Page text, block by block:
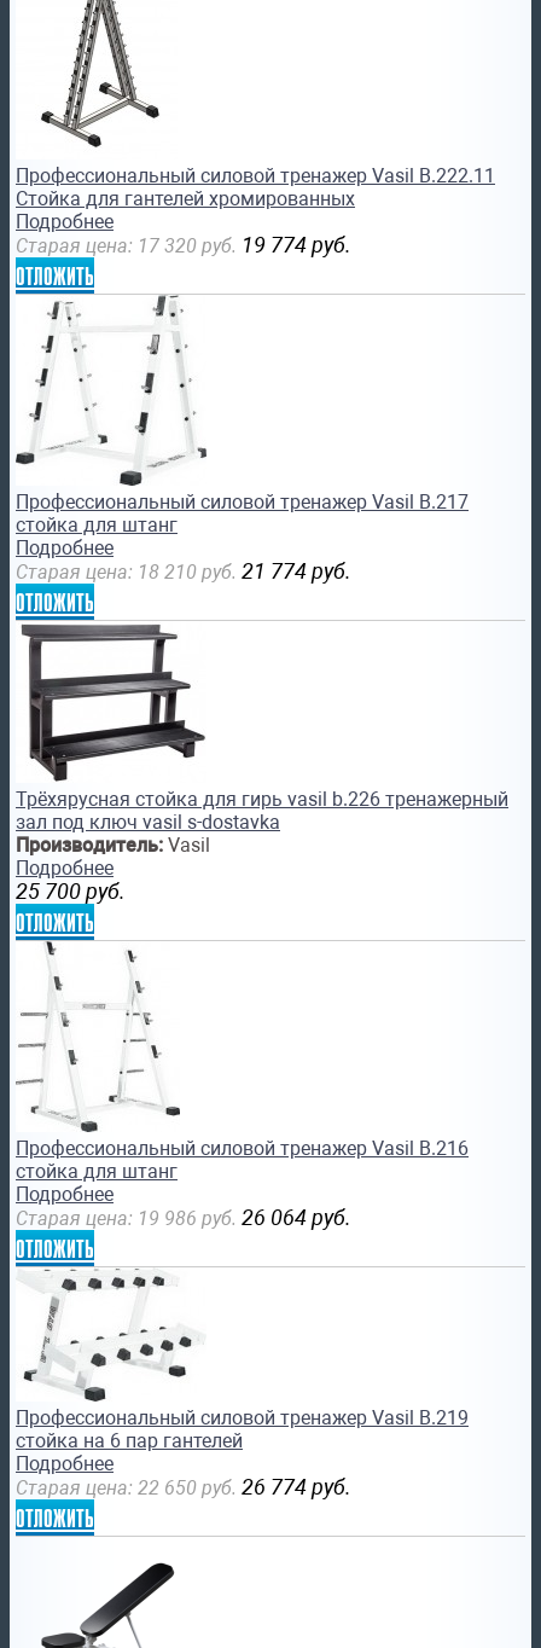
Профессиональный силовой тренажер Vasil B.222.11
Стойка для гантелей хромированных
Подробнее
Старая цена: 17 320 руб. 19 774 руб.
отложить
Профессиональный силовой тренажер Vasil B.217
стойка для штанг
Подробнее
Старая цена: 18 210 руб. 21 774 руб.
отложить
Трёхярусная стойка для гирь vasil b.226 тренажерный
зал под ключ vasil s-dostavka
Производитель: Vasil
Подробнее
25 700 руб.
отложить
Профессиональный силовой тренажер Vasil B.216
стойка для штанг
Подробнее
Старая цена: 19 986 руб. 26 064 руб.
отложить
Профессиональный силовой тренажер Vasil B.219
стойка на 6 пар гантелей
Подробнее
Старая цена: 22 650 руб. 26 774 руб.
отложить